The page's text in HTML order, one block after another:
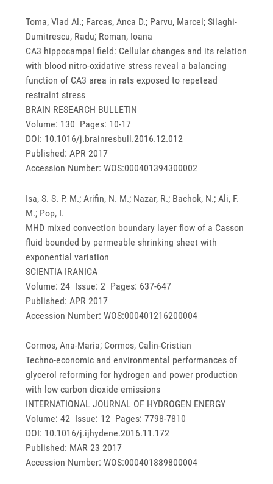
Toma, Vlad Al.; Farcas, Anca D.; Parvu, Marcel; Silaghi-
Dumitrescu, Radu; Roman, Ioana
CA3 hippocampal field: Cellular changes and its relation
with blood nitro-oxidative stress reveal a balancing
function of CA3 area in rats exposed to repetead
restraint stress
BRAIN RESEARCH BULLETIN
Volume: 130 Pages: 10-17
DOI: 10.1016/j.brainresbull.2016.12.012
Published: APR 2017
Accession Number: WOS:000401394300002
Isa, S. S. P. M.; Arifin, N. M.; Nazar, R.; Bachok, N.; Ali, F.
M.; Pop, I.
MHD mixed convection boundary layer flow of a Casson
fluid bounded by permeable shrinking sheet with
exponential variation
SCIENTIA IRANICA
Volume: 24 Issue: 2 Pages: 637-647
Published: APR 2017
Accession Number: WOS:000401216200004
Cormos, Ana-Maria; Cormos, Calin-Cristian
Techno-economic and environmental performances of
glycerol reforming for hydrogen and power production
with low carbon dioxide emissions
INTERNATIONAL JOURNAL OF HYDROGEN ENERGY
Volume: 42 Issue: 12 Pages: 7798-7810
DOI: 10.1016/j.ijhydene.2016.11.172
Published: MAR 23 2017
Accession Number: WOS:000401889800004